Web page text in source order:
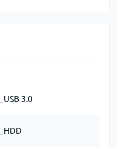
USB 3.0
HDD